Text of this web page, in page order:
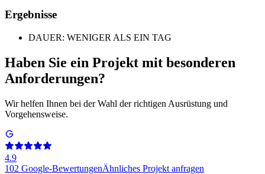
Ergebnisse
DAUER: WENIGER ALS EIN TAG
Haben Sie ein Projekt mit besonderen
Anforderungen?
Wir helfen Ihnen bei der Wahl der richtigen Ausrüstung und
Vorgehensweise.
4.9
102 Google-BewertungenÄhnliches Projekt anfragen